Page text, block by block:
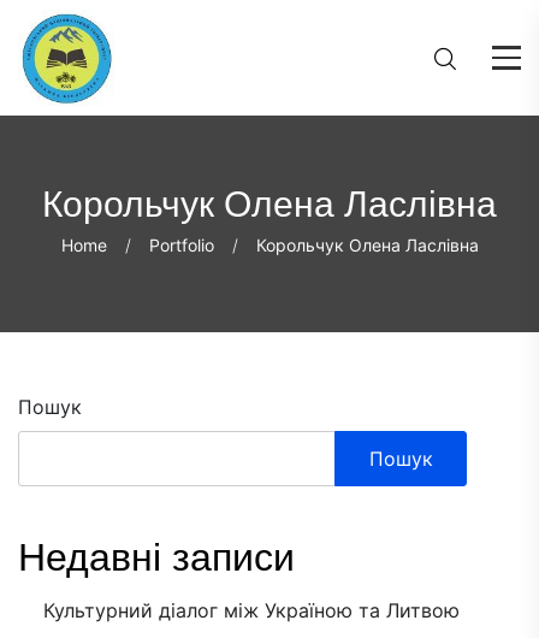
Корольчук Олена Ласлівна
Home Portfolio Корольчук Олена Ласлівна
Пошук
Пошук
Недавні записи
Культурний діалог між Україною та Литвою